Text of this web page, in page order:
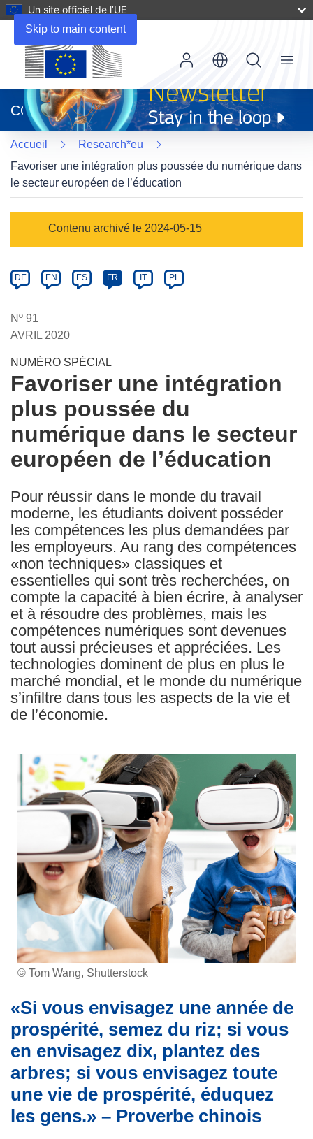
Skip to main content
Un site officiel de l’UE
dans
une
nouvelle
fenêtre)
CORDIS
Menu
Accueil
Research*eu
Favoriser une intégration plus poussée du numérique dans
le secteur européen de l’éducation
Category
Contenu archivé le 2024-05-15
Article
available
the
following
languages:
DE EN ES FR IT PL
Nº 91
AVRIL 2020
NUMÉRO SPÉCIAL
Favoriser une intégration
plus poussée du
numérique dans le secteur
européen de l’éducation
Pour réussir dans le monde du travail
moderne, les étudiants doivent posséder
les compétences les plus demandées par
les employeurs. Au rang des compétences
«non techniques» classiques et
essentielles qui sont très recherchées, on
compte la capacité à bien écrire, à analyser
et à résoudre des problèmes, mais les
compétences numériques sont devenues
tout aussi précieuses et appréciées. Les
technologies dominent de plus en plus le
marché mondial, et le monde du numérique
s’infiltre dans tous les aspects de la vie et
de l’économie.
© Tom Wang, Shutterstock
«Si vous envisagez une année de
prospérité, semez du riz; si vous
en envisagez dix, plantez des
arbres; si vous envisagez toute
une vie de prospérité, éduquez
les gens.» – Proverbe chinois